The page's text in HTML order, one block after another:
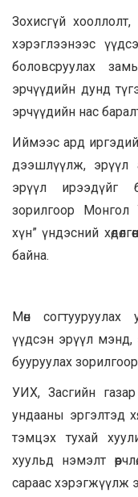
Зохисгүй хооллолт,
хэрэглээнээс
боловсруулах
эрчүүдийн дунд
эрчүүдийн нас
Иймээс ард
дээшлүүлж,
эрүүл ирээдүйг
зорилгоор Монгол
хүн” үндэсний
байна.
Мөн согтууруулах
үүдсэн эрүүл мэнд,
бууруулах
УИХ, Засгийн
ундааны эргэлтэд
тэмцэх тухай
хуульд нэмэлт
сараас хэрэгжүүлж